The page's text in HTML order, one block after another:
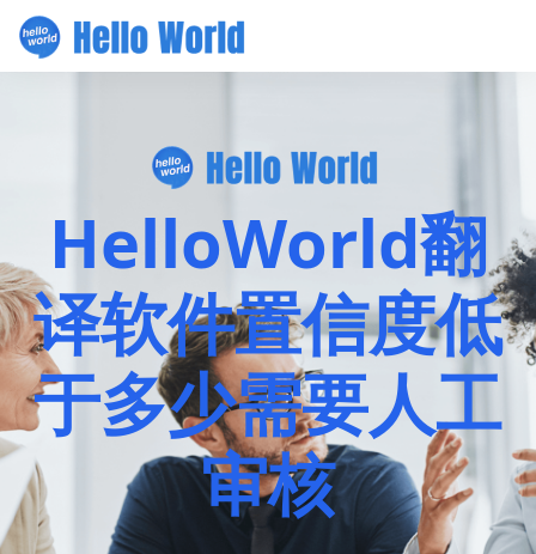
HelloWorld翻
译软件置信度低
于多少需要人工
审核